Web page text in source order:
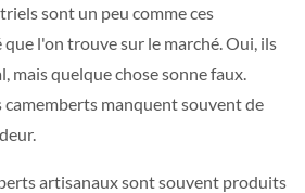
sont un peu comme ces
l'on trouve sur le marché. Oui, ils
mais quelque chose sonne faux.
camemberts manquent souvent de
artisanaux sont souvent produits